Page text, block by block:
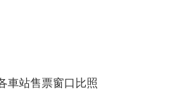
車站售票窗口比照